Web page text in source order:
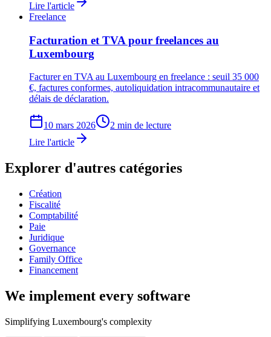
Lire l'article
Freelance
Facturation et TVA pour freelances au
Luxembourg
Facturer en TVA au Luxembourg en freelance : seuil 35 000
€, factures conformes, autoliquidation intracommunautaire et
délais de déclaration.
10 mars 2026
2 min de lecture
Lire l'article
Explorer d'autres catégories
Création
Fiscalité
Comptabilité
Paie
Juridique
Governance
Family Office
Financement
We implement every software
Simplifying Luxembourg's complexity